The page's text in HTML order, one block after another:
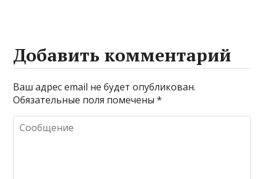
Добавить комментарий
Ваш адрес email не будет опубликован.
Обязательные поля помечены*